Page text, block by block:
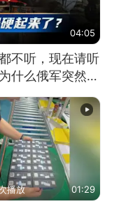
04:05
不听，现在请听
什么俄军突然强
播放 01:29